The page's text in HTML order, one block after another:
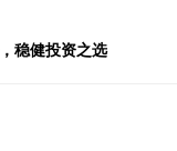
稳健投资之选